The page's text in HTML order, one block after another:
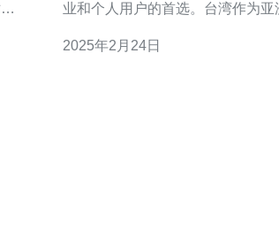
业和个人用户的首选。台湾作为
湾VPS租用成为了许多用户的理想选择。 选择台
2025年2月24日